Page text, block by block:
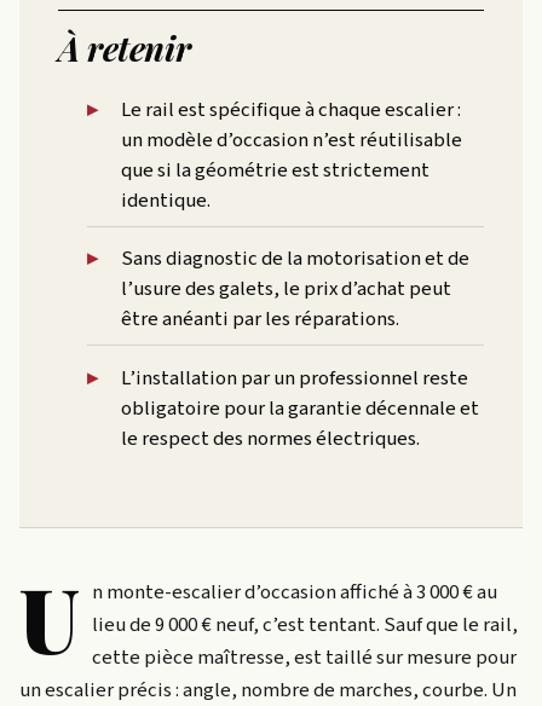
À retenir
Le rail est spécifique à chaque escalier :
un modèle d’occasion n’est réutilisable
que si la géométrie est strictement
identique.
Sans diagnostic de la motorisation et de
l’usure des galets, le prix d’achat peut
être anéanti par les réparations.
L’installation par un professionnel reste
obligatoire pour la garantie décennale et
le respect des normes électriques.
U n monte-escalier d’occasion affiché à 3 000 € au
lieu de 9 000 € neuf, c’est tentant. Sauf que le rail,
cette pièce maîtresse, est taillé sur mesure pour
un escalier précis : angle, nombre de marches, courbe. Un